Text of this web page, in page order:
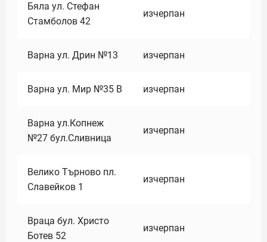
Бяла ул. Стефан
Стамболов 42
изчерпан
Варна ул. Дрин №13 изчерпан
Варна ул. Мир №35 В изчерпан
Варна ул.Копнеж
№27 бул.Сливница
изчерпан
Велико Търново пл.
Славейков 1
изчерпан
Враца бул. Христо
Ботев 52
изчерпан